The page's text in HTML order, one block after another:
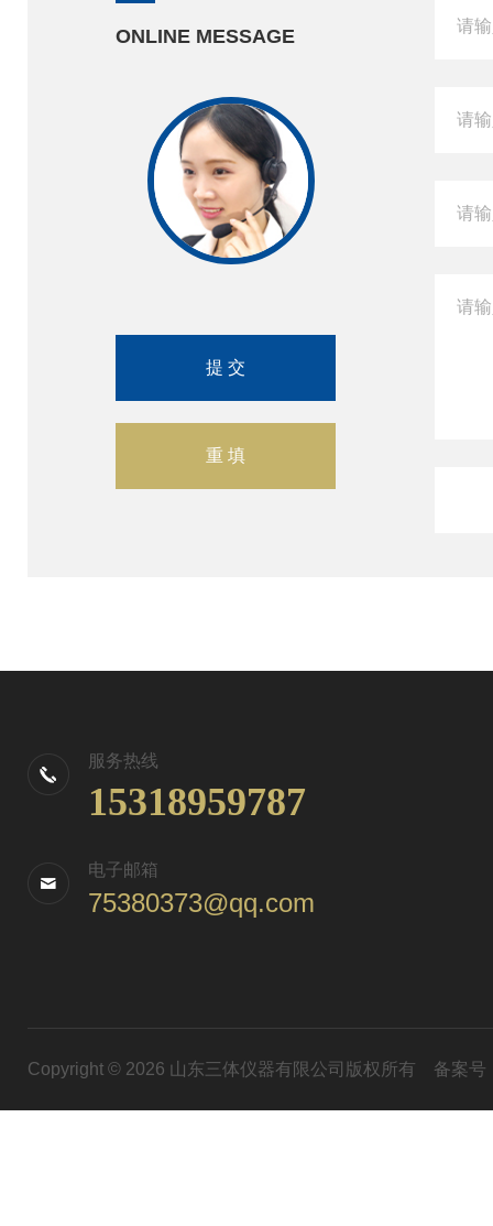
ONLINE MESSAGE
服务热线
15318959787
电子邮箱
75380373@qq.com
Copyright © 2026 山东三体仪器有限公司版权所有 备案号